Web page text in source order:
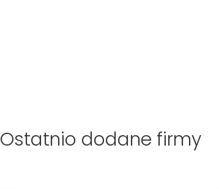
Ostatnio dodane firmy